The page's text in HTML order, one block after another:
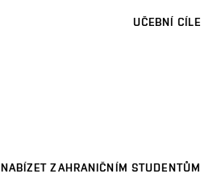
UČEBNÍ CÍLE
NABÍZET ZAHRANIČNÍM STUDENTŮM